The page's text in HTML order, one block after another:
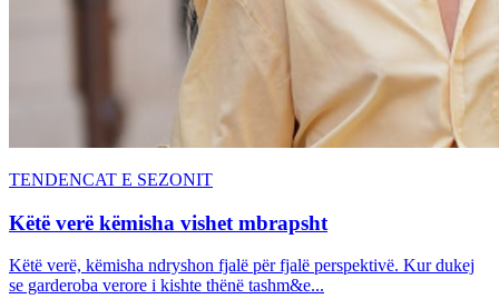
TENDENCAT E SEZONIT
Këtë verë këmisha vishet mbrapsht
Këtë verë, këmisha ndryshon fjalë për fjalë perspektivë. Kur dukej
se garderoba verore i kishte thënë tashm&e...